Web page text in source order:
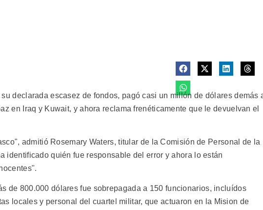
declarada escasez de fondos, pagó casi un millón de dólares demás
en Iraq y Kuwait, y ahora reclama frenéticamente que le devuelvan el
admitió Rosemary Waters, titular de la Comisión de Personal de la
identificado quién fue responsable del error y ahora lo están
de 800.000 dólares fue sobrepagada a 150 funcionarios, incluídos
locales y personal del cuartel militar, que actuaron en la Mision de